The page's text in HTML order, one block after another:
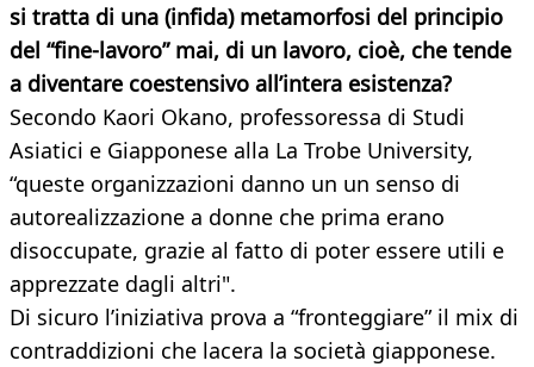
si tratta di una (infida) metamorfosi del principio
del “fine-lavoro” mai, di un lavoro, cioè, che tende
a diventare coestensivo all’intera esistenza?
Secondo Kaori Okano, professoressa di Studi
Asiatici e Giapponese alla La Trobe University,
“queste organizzazioni danno un un senso di
autorealizzazione a donne che prima erano
disoccupate, grazie al fatto di poter essere utili e
apprezzate dagli altri".
Di sicuro l’iniziativa prova a “fronteggiare” il mix di
contraddizioni che lacera la società giapponese.